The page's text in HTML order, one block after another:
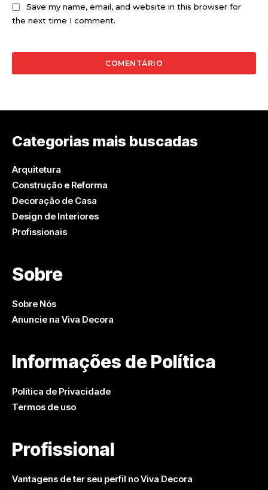
Save my name, email, and website in this browser for
the next time I comment.
Categorias mais buscadas
Arquitetura
Construção e Reforma
Decoração de Casa
Design de Interiores
Profissionais
Sobre
Sobre Nós
Anuncie na Viva Decora
Informações de Política
Política de Privacidade
Termos de uso
Profissional
Vantagens de ter seu perfil no Viva Decora